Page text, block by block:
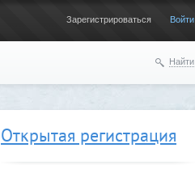
Зарегистрироваться Войти
Найти
Открытая регистрация